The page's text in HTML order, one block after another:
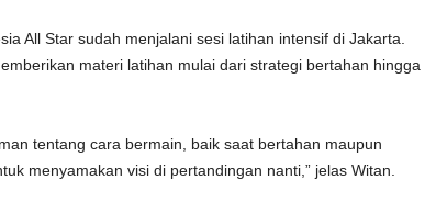
All Star sudah menjalani sesi latihan intensif di Jakarta.
materi latihan mulai dari strategi bertahan hingga
tentang cara bermain, baik saat bertahan maupun
menyamakan visi di pertandingan nanti,” jelas Witan.